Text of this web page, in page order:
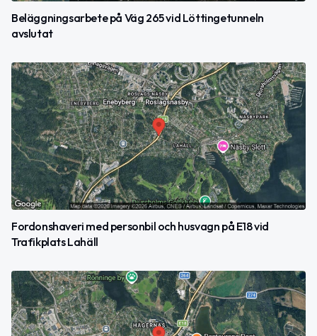
Beläggningsarbete på Väg 265 vid Löttingetunneln
avslutat
Fordonshaveri med personbil och husvagn på E18 vid
Trafikplats Lahäll